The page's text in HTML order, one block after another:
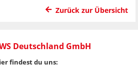
Zurück zur Übersicht
Deutschland GmbH
findest du uns: